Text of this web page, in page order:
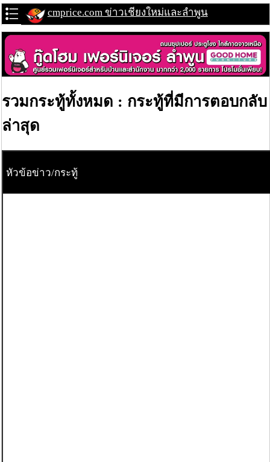
cmprice.com ข่าวเชียงใหม่และลำพูน
รวมกระทู้ทั้งหมด : กระทู้ที่มีการตอบกลับ
ล่าสุด
หัวข้อข่าว/กระทู้